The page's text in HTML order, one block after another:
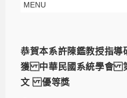
MENU
恭賀本系許陳鑑教授指
獲 中華民國系統學會
文 優等獎